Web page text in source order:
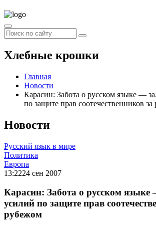
Хлебные крошки
Главная
Новости
Карасин: Забота о русском языке —
по защите прав соотечественников
Новости
Русский язык в мире
Политика
Европа
13:2224 сен 2007
Карасин: Забота о русском языке
усилий по защите прав
рубежом